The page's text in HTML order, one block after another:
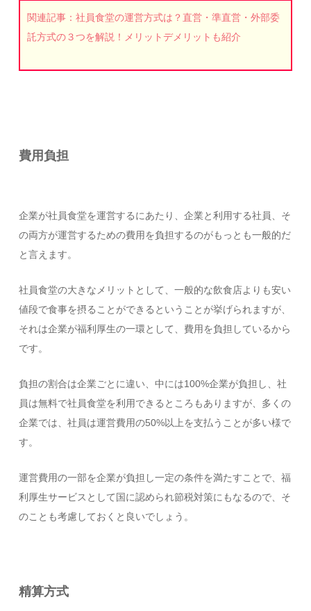
関連記事：社員食堂の運営方式は？直営・準直営・外部委
託方式の３つを解説！メリットデメリットも紹介
費用負担
企業が社員食堂を運営するにあたり、企業と利用する社員、そ
の両方が運営するための費用を負担するのがもっとも一般的だ
と言えます。
社員食堂の大きなメリットとして、一般的な飲食店よりも安い
値段で食事を摂ることができるということが挙げられますが、
それは企業が福利厚生の一環として、費用を負担しているから
です。
負担の割合は企業ごとに違い、中には100%企業が負担し、社
員は無料で社員食堂を利用できるところもありますが、多くの
企業では、社員は運営費用の50%以上を支払うことが多い様で
す。
運営費用の一部を企業が負担し一定の条件を満たすことで、福
利厚生サービスとして国に認められ節税対策にもなるので、そ
のことも考慮しておくと良いでしょう。
精算方式